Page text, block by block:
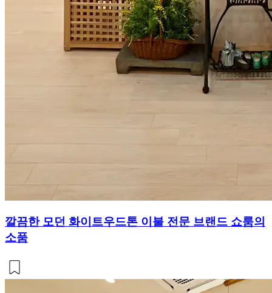
깔끔한 모던 화이트우드톤 이불 전문 브랜드 쇼룸의
소품